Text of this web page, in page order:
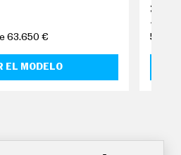
63.650 €
EL MODELO
3